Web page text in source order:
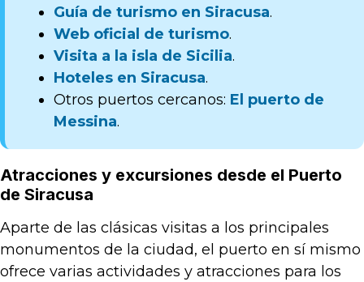
Guía de turismo en Siracusa.
Web oficial de turismo.
Visita a la isla de Sicilia.
Hoteles en Siracusa.
Otros puertos cercanos: El puerto de
Messina.
Atracciones y excursiones desde el Puerto
de Siracusa
Aparte de las clásicas visitas a los principales
monumentos de la ciudad, el puerto en sí mismo
ofrece varias actividades y atracciones para los